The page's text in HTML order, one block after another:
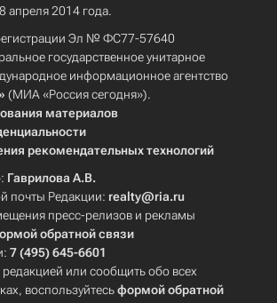
апреля 2014 года.
Эл № ФС77-57640
государственное унитарное
информационное агентство
(МИА «Россия сегодня»).
материалов
рекомендательных технологий
Гаврилова А.В.
почты Редакции: realty@ria.ru
пресс-релизов и рекламы
обратной связи
7 (495) 645-6601
редакцией или сообщить обо всех
воспользуйтесьформой обратной